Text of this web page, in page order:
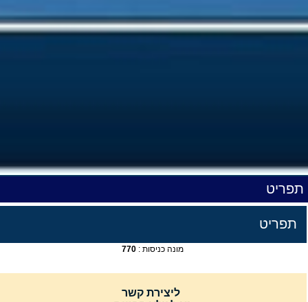
תפריט
תפריט
מונה כניסות : 770
ליצירת קשר